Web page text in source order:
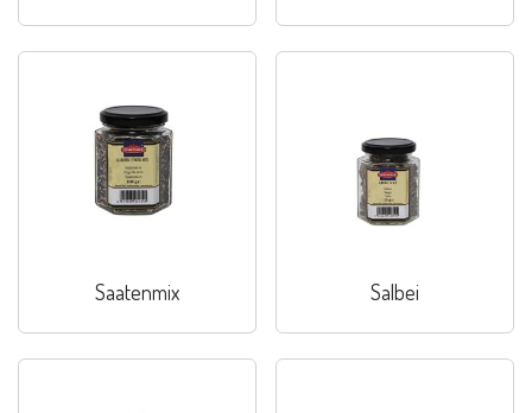
Saatenmix Salbei